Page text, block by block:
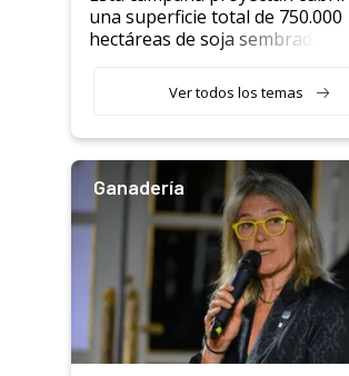
una superficie total de 750.000
hectáreas de soja sembradas
variedades que marcan un
salto tecnológico en genética y
Ver todos los temas
Ganadería